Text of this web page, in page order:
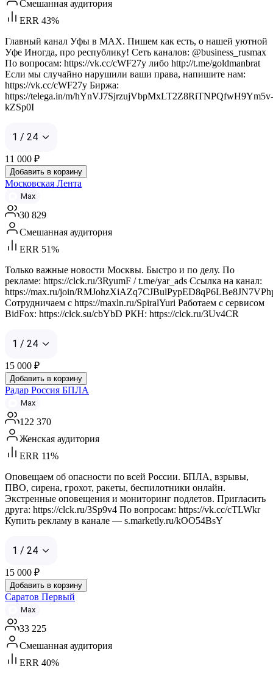
Смешанная аудитория
ERR 43%
Главный канал Уфы в MAX. Пишем как есть, о нашей уютной
Уфе Иногда, про республику! Сеть каналов: @business_rusmax
По вопросам: https://vk.cc/cWF27y либо http://t.me/goldmanbrat
Если мы случайно нарушили ваши права, напишите нам:
https://vk.cc/cWF27y Биржа:
https://telega.in/m/hYnVJ7SjrzujVbpMxLT2Z8RiTNPQfwH9Ym5v-
kZSp0I
1 / 24
11 000 ₽
Добавить в корзину
Московская Лента
Max
30 829
Смешанная аудитория
ERR 51%
Только важные новости Москвы. Быстро и по делу. По
рекламе: https://clck.ru/3RyumF / t.me/yar_ads Ссылка на канал:
https://max.ru/join/
Сотрудничаем с https://maxln.ru/SpiralYuri Работаем с сервисом
BidFox: https://clck.su/cbYbD РКН: https://clck.ru/3Uv4CR
1 / 24
15 000 ₽
Добавить в корзину
Радар Россия БПЛА
Max
122 370
Женская аудитория
ERR 11%
Оповещаем об опасности по всей России. БПЛА, взрывы,
ПВО, сирена, грохот, ракеты, беспилотники онлайн.
Экстренные оповещения и мониторинг подлетов. Пригласить
друга: https://clck.ru/3Sp9v4 По вопросам: https://vk.cc/cTLWkr
Купить рекламу в канале — s.marketly.ru/kOO54BsY
1 / 24
15 000 ₽
Добавить в корзину
Саратов Первый
Max
33 225
Смешанная аудитория
ERR 40%